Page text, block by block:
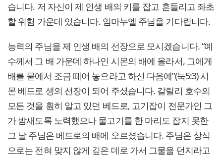
습니다. 저 자신이 제 인생 배의 키를 잡고 흔들리고 좌초
할 위험 가운데 있습니다. 임마누엘 주님을 기다립니다.
능력의 주님을 제 인생 배의 선장으로 모시겠습니다. “예
수께서 그 배 가운데 하나인 시몬의 배에 올라서, 그에게
배를 뭍에서 조금 떼어 놓으라고 하신 다음에”(눅5:3) 시
몬 베드로 생의 선장이 되어 주셨습니다. 갈릴리 호수의
모든 것을 훤히 알고 있던 베드로, 고기잡이 전문가인 그
가 밤새도록 노력했으나 물고기를 한 마리도 잡지 못한
그 날 주님은 베드로의 배에 오르셨습니다. 주님은 상식
으로는 전혀 맞지 않게 깊은 데로 가서 그물을 던지라고